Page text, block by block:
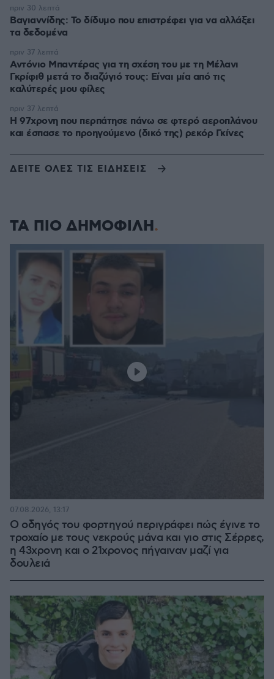
Βαγιαννίδης: Το δίδυμο που επιστρέφει για να αλλάξει
τα δεδομένα
πριν 30 λεπτά
Αντόνιο Μπαντέρας για τη σχέση του με τη Μέλανι
Γκρίφιθ μετά το διαζύγιό τους: Είναι μία από τις
καλύτερές μου φίλες
πριν 37 λεπτά
Η 97χρονη που περπάτησε πάνω σε φτερό αεροπλάνου
και έσπασε το προηγούμενο (δικό της) ρεκόρ Γκίνες
πριν 37 λεπτά
ΔΕΙΤΕ ΟΛΕΣ ΤΙΣ ΕΙΔΗΣΕΙΣ
ΤΑ ΠΙΟ ΔΗΜΟΦΙΛΗ
Ο οδηγός του φορτηγού περιγράφει πώς έγινε το
τροχαίο με τους νεκρούς μάνα και γιο στις Σέρρες,
η 43χρονη και ο 21χρονος πήγαιναν μαζί για
δουλειά
07.08.2026, 13:17